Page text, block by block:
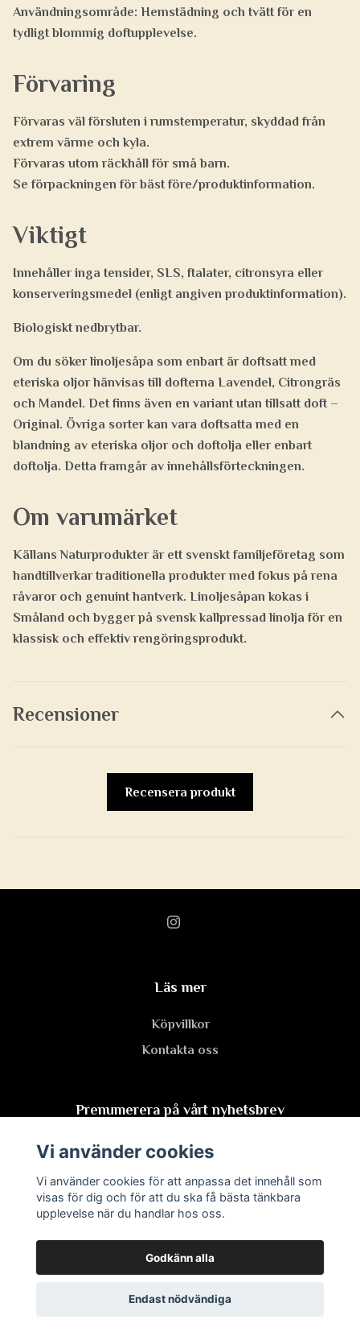
Användningsområde: Hemstädning och tvätt för en
tydligt blommig doftupplevelse.
Förvaring
Förvaras väl försluten i rumstemperatur, skyddad från
extrem värme och kyla.
Förvaras utom räckhåll för små barn.
Se förpackningen för bäst före/produktinformation.
Viktigt
Innehåller inga tensider, SLS, ftalater, citronsyra eller
konserveringsmedel (enligt angiven produktinformation).
Biologiskt nedbrytbar.
Om du söker linoljesåpa som enbart är doftsatt med
eteriska oljor hänvisas till dofterna Lavendel, Citrongräs
och Mandel. Det finns även en variant utan tillsatt doft –
Original. Övriga sorter kan vara doftsatta med en
blandning av eteriska oljor och doftolja eller enbart
doftolja. Detta framgår av innehållsförteckningen.
Om varumärket
Källans Naturprodukter är ett svenskt familjeföretag som
handtillverkar traditionella produkter med fokus på rena
råvaror och genuint hantverk. Linoljesåpan kokas i
Småland och bygger på svensk kallpressad linolja för en
klassisk och effektiv rengöringsprodukt.
Recensioner
Recensera produkt
Läs mer
Köpvillkor
Kontakta oss
Prenumerera på vårt nyhetsbrev
© 2026 Vitaminportalen
Vi använder cookies
Vi använder cookies för att anpassa det innehåll som
visas för dig och för att du ska få bästa tänkbara
upplevelse när du handlar hos oss.
Godkänn alla
Endast nödvändiga